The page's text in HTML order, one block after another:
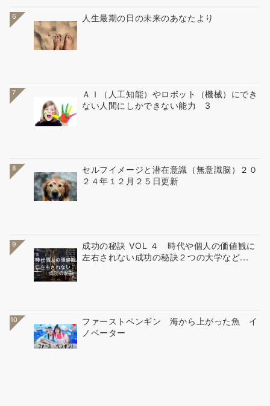
6 人生最期の日の未来のあなたより
7
ＡＩ（人工知能）やロボット（機械）にでき
ない人間にしかできない能力 3
8
セルフイメージと潜在意識（無意識脳）２０
２４年１２月２５日更新
9
成功の秘訣 VOL ４ 時代や個人の価値観に
左右されない成功の秘訣２つの大学など...
10
ファーストペンギン 海から上がった魚 イ
ノベーター